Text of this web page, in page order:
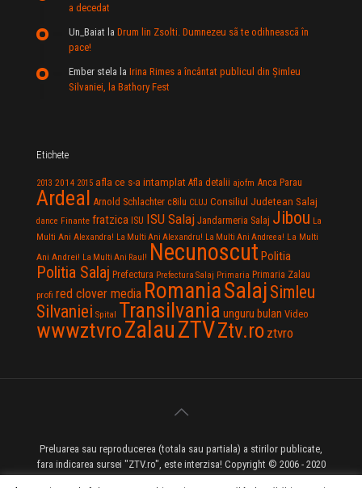
a decedat
Un_Baiat la Drum lin Zsolti. Dumnezeu sã te odihneascã în
pace!
Ember stela la Irina Rimes a încântat publicul din Şimleu
Silvaniei, la Bathory Fest
Etichete
2013 2014 2015 afla ce s-a intamplat Afla detalii ajofm Anca Parau
Ardeal Arnold Schlachter c8ilu CLUJ Consiliul Judetean Salaj
dance Finante fratzica ISU ISU Salaj Jandarmeria Salaj Jibou La
Multi Ani Alexandra! La Multi Ani Alexandru! La Multi Ani Andreea! La Multi
Ani Andrei! La Multi Ani Raul! Necunoscut Politia
Politia Salaj Prefectura Prefectura Salaj Primaria Primaria Zalau
profi red clover media RomaniaSalaj Simleu
Silvaniei Spital Transilvania unguru bulan Video
wwwztvroZalauZTVZtv.ro ztvro
Preluarea sau reproducerea (totala sau partiala) a stirilor publicate,
fara indicarea sursei "ZTV.ro", este interzisa! Copyright © 2006 - 2020
ZTV.ro - Televiziune pe Internet - Zalau TV